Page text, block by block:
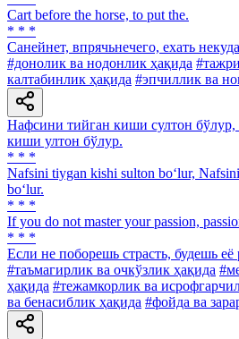
Cart before the horse, to put the.
* * *
Санейнет, впрячьнечего, ехать
#донолик ва нодонлик ҳақида
калтабинлик ҳақида #эпчиллик ва
Нафсини тийган киши султон
киши ултон бўлур.
* * *
Nafsini tiygan kishi sulton bo‘lur,
bo‘lur.
* * *
If you do not master your passion,
* * *
Если не поборешь страсть, будешь её
#таъмагирлик ва очкўзлик ҳақида
ҳақида #тежамкорлик ва
ва бенасиблик ҳақида #фойда ва